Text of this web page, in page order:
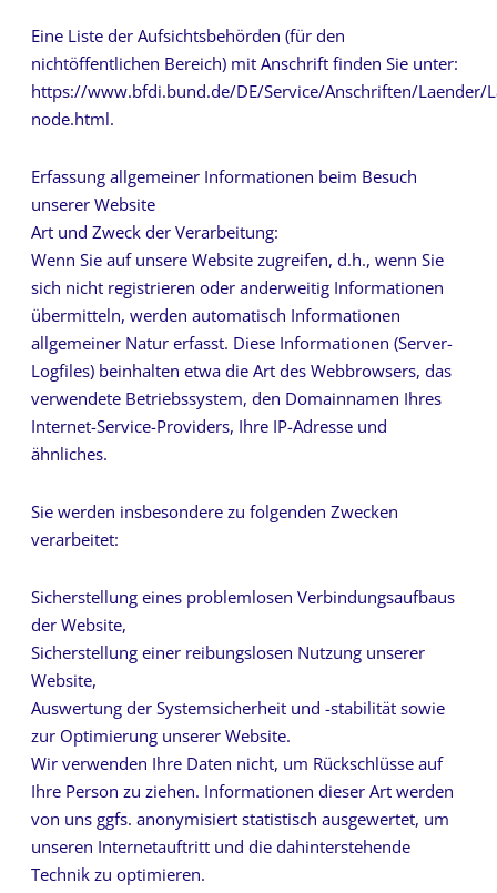
Eine Liste der Aufsichtsbehörden (für den
nichtöffentlichen Bereich) mit Anschrift finden Sie unter:
https://www.bfdi.bund.de/DE/Service/Anschriften/Laender/
node.html.
Erfassung allgemeiner Informationen beim Besuch
unserer Website
Art und Zweck der Verarbeitung:
Wenn Sie auf unsere Website zugreifen, d.h., wenn Sie
sich nicht registrieren oder anderweitig Informationen
übermitteln, werden automatisch Informationen
allgemeiner Natur erfasst. Diese Informationen (Server-
Logfiles) beinhalten etwa die Art des Webbrowsers, das
verwendete Betriebssystem, den Domainnamen Ihres
Internet-Service-Providers, Ihre IP-Adresse und
ähnliches.
Sie werden insbesondere zu folgenden Zwecken
verarbeitet:
Sicherstellung eines problemlosen Verbindungsaufbaus
der Website,
Sicherstellung einer reibungslosen Nutzung unserer
Website,
Auswertung der Systemsicherheit und -stabilität sowie
zur Optimierung unserer Website.
Wir verwenden Ihre Daten nicht, um Rückschlüsse auf
Ihre Person zu ziehen. Informationen dieser Art werden
von uns ggfs. anonymisiert statistisch ausgewertet, um
unseren Internetauftritt und die dahinterstehende
Technik zu optimieren.